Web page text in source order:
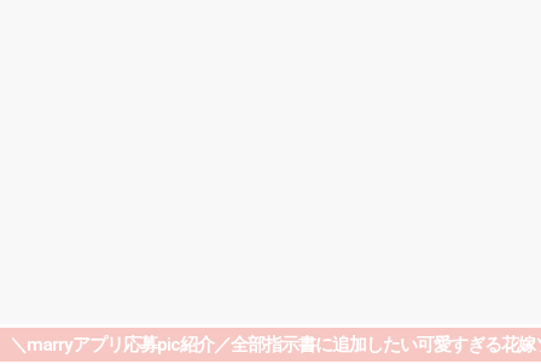
＼marryアプリ応募pic紹介／全部指示書に追加したい可愛すぎる花嫁